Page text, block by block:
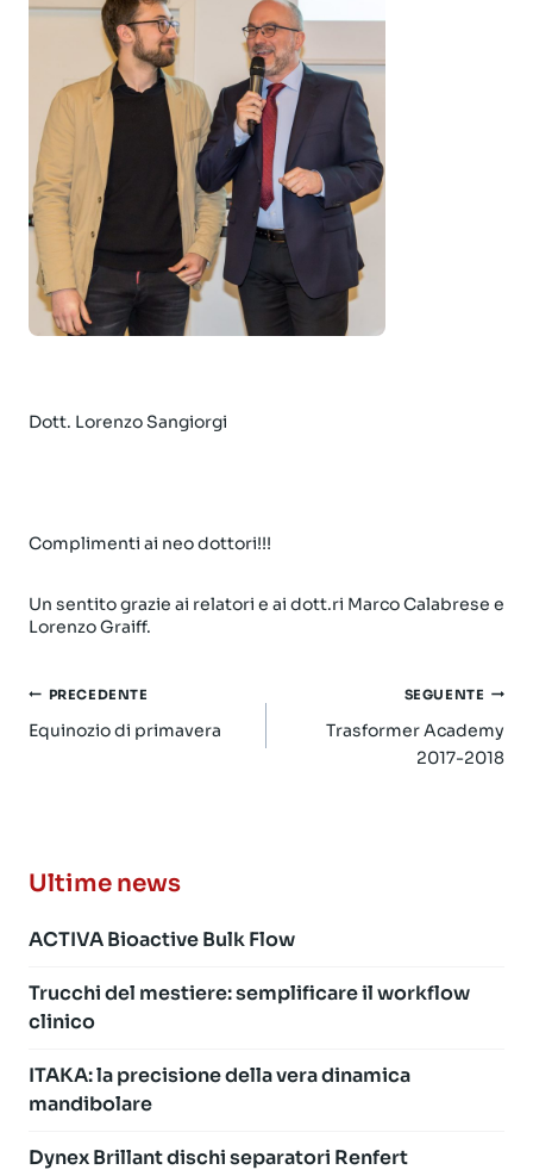
Dott. Lorenzo Sangiorgi
Complimenti ai neo dottori!!!
Un sentito grazie ai relatori e ai dott.ri Marco Calabrese e
Lorenzo Graiff.
Navigazione
articoli
PRECEDENTE
Equinozio di primavera
SEGUENTE
Trasformer Academy
2017-2018
Ultime news
ACTIVA Bioactive Bulk Flow
Trucchi del mestiere: semplificare il workflow
clinico
ITAKA: la precisione della vera dinamica
mandibolare
Dynex Brillant dischi separatori Renfert